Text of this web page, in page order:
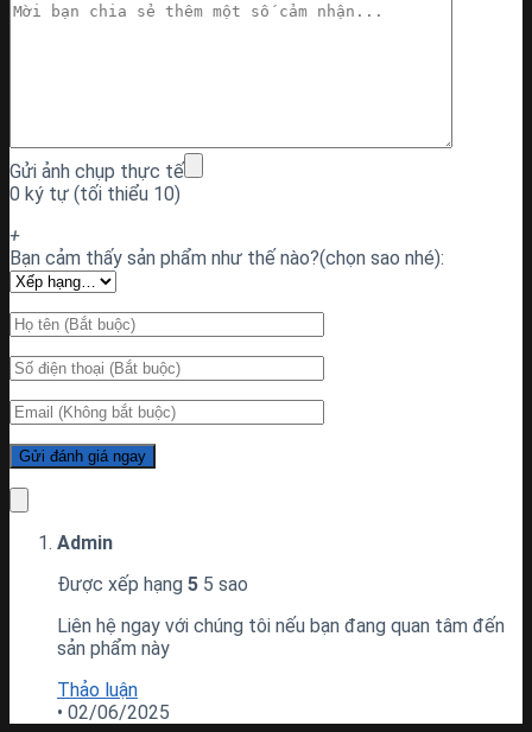
Gửi ảnh chụp thực tế
0 ký tự (tối thiểu 10)
+
Bạn cảm thấy sản phẩm như thế nào?(chọn sao nhé):
Admin
Được xếp hạng 5 5 sao
Liên hệ ngay với chúng tôi nếu bạn đang quan tâm đến
sản phẩm này
Thảo luận
• 02/06/2025